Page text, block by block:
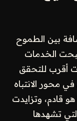
بين الطموح
الخدمات
أقرب للتحقق
الانتباه
قادم، وتزايدت
تشهدها